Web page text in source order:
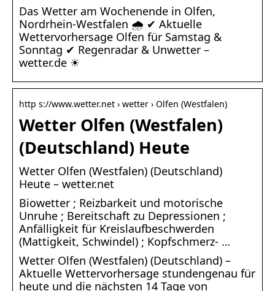
Das Wetter am Wochenende in Olfen,
Nordrhein-Westfalen 🌧️ ✔ Aktuelle
Wettervorhersage Olfen für Samstag &
Sonntag ✔ Regenradar & Unwetter –
wetter.de ☀
http s://www.wetter.net › wetter › Olfen (Westfalen)
Wetter Olfen (Westfalen)
(Deutschland) Heute
Wetter Olfen (Westfalen) (Deutschland)
Heute – wetter.net
Biowetter ; Reizbarkeit und motorische
Unruhe ; Bereitschaft zu Depressionen ;
Anfälligkeit für Kreislaufbeschwerden
(Mattigkeit, Schwindel) ; Kopfschmerz- …
Wetter Olfen (Westfalen) (Deutschland) –
Aktuelle Wettervorhersage stundengenau für
heute und die nächsten 14 Tage von